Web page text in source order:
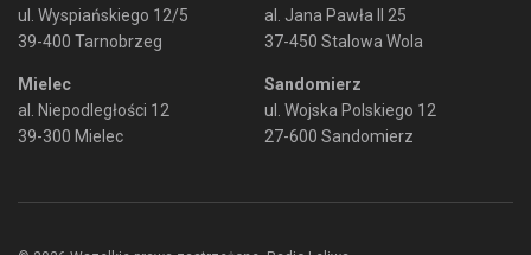
ul. Wyspiańskiego 12/5
39-400 Tarnobrzeg
Mielec
al. Niepodległości 12
39-300 Mielec
al. Jana Pawła II 25
37-450 Stalowa Wola
Sandomierz
ul. Wojska Polskiego 12
27-600 Sandomierz